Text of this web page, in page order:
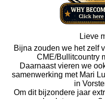
Lieve
Bijna zouden we het zelf
CME/Bullitcountry
Daarnaast vieren we
samenwerking met Mari
in
Om dit bijzondere jaar